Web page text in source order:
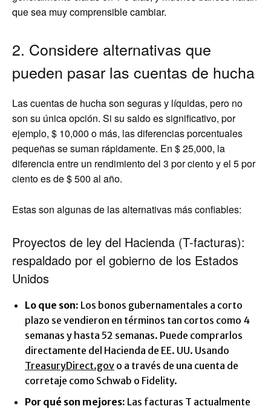
que sea muy comprensible cambiar.
2. Considere alternativas que
pueden pasar las cuentas de hucha
Las cuentas de hucha son seguras y líquidas, pero no
son su única opción. Si su saldo es significativo, por
ejemplo, $ 10,000 o más, las diferencias porcentuales
pequeñas se suman rápidamente. En $ 25,000, la
diferencia entre un rendimiento del 3 por ciento y el 5 por
ciento es de $ 500 al año.
Estas son algunas de las alternativas más confiables:
Proyectos de ley del Hacienda (T-facturas):
respaldado por el gobierno de los Estados
Unidos
Lo que son: Los bonos gubernamentales a corto
plazo se vendieron en términos tan cortos como 4
semanas y hasta 52 semanas. Puede comprarlos
directamente del Hacienda de EE. UU. Usando
TreasuryDirect.gov o a través de una cuenta de
corretaje como Schwab o Fidelity.
Por qué son mejores: Las facturas T actualmente